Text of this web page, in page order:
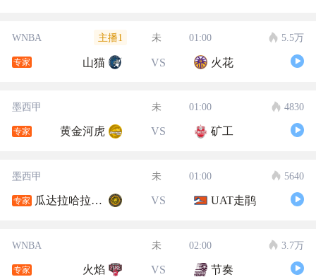
WNBA 主播1 未 01:00 5.5万
专家 山猫 VS 火花
墨西甲 未 01:00 4830
专家 黄金河虎 VS 矿工
墨西甲 未 01:00 5640
专家 瓜达拉哈拉大学 VS UAT走鹃
WNBA 未 02:00 3.7万
专家 火焰 VS 节奏